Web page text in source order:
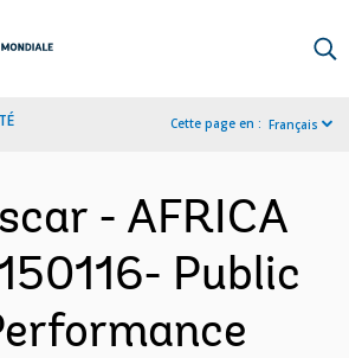
Cette page en : Français
- AFRICA
Public